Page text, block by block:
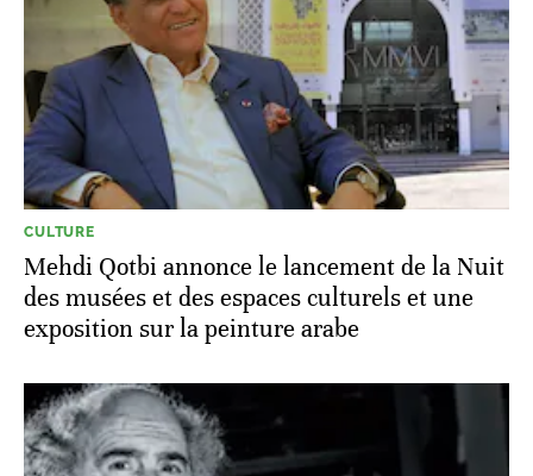
CULTURE
Mehdi Qotbi annonce le lancement de la Nuit
des musées et des espaces culturels et une
exposition sur la peinture arabe